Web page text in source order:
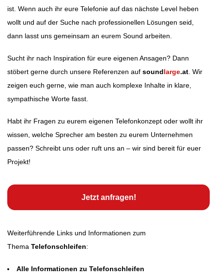
ist. Wenn auch ihr eure Telefonie auf das nächste Level heben
wollt und auf der Suche nach professionellen Lösungen seid,
dann lasst uns gemeinsam an eurem Sound arbeiten.
Sucht ihr nach Inspiration für eure eigenen Ansagen? Dann
stöbert gerne durch unsere Referenzen auf soundlarge.at. Wir
zeigen euch gerne, wie man auch komplexe Inhalte in klare,
sympathische Worte fasst.
Habt ihr Fragen zu eurem eigenen Telefonkonzept oder wollt ihr
wissen, welche Sprecher am besten zu eurem Unternehmen
passen? Schreibt uns oder ruft uns an – wir sind bereit für euer
Projekt!
Jetzt anfragen!
Weiterführende Links und Informationen zum
Thema Telefonschleifen:
Alle Informationen zu Telefonschleifen